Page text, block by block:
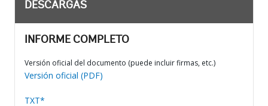
DESCARGAS
INFORME COMPLETO
Versión oficial del documento (puede incluir firmas, etc.)
Versión oficial (PDF)
TXT*